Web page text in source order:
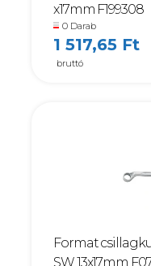
x17mm F199308
0 Darab
1 517,65 Ft
bruttó
Format
SW 13x17mm